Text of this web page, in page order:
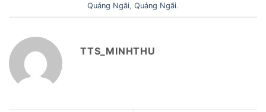
Quảng Ngãi Quảng Ngãi.
TTS_MINHTHU